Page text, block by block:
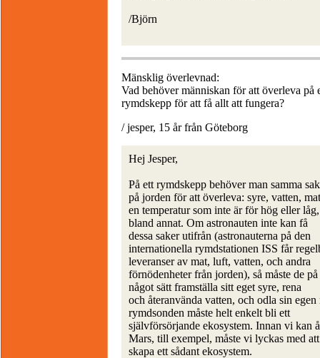
/Björn
Mänsklig överlevnad:
Vad behöver människan för att överleva på
rymdskepp för att få allt att fungera?
/ jesper, 15 år från Göteborg
Hej Jesper,
På ett rymdskepp behöver man samma
på jorden för att överleva: syre, vatten,
en temperatur som inte är för hög eller låg,
bland annat. Om astronauten inte kan få
dessa saker utifrån (astronauterna på den
internationella rymdstationen ISS får
leveranser av mat, luft, vatten, och andra
förnödenheter från jorden), så måste de på
något sätt framställa sitt eget syre, rena
och återanvända vatten, och odla sin egen
rymdsonden måste helt enkelt bli ett
självförsörjande ekosystem. Innan vi kan
Mars, till exempel, måste vi lyckas med att
skapa ett sådant ekosystem.